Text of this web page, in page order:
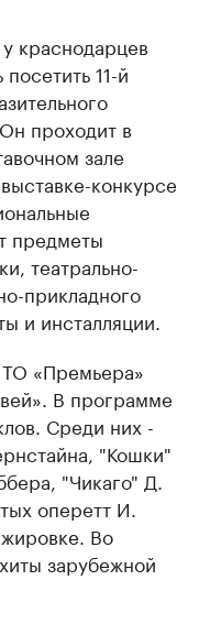
краснодарцев
11-й
проходит в
зале
конкурсе
предметы
театрально-
прикладного
и инсталляции.
«Премьера»
В программе
Среди них -
"Кошки"
"Чикаго" Д.
оперетт И.
Во
зарубежной